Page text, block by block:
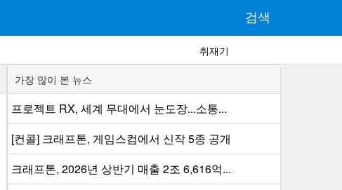
검색
취재기
가장 많이 본 뉴스
프로젝트 RX, 세계 무대에서 눈도장...소통...
[컨콜] 크래프톤, 게임스컴에서 신작 5종 공개
크래프톤, 2026년 상반기 매출 2조 6,616억...